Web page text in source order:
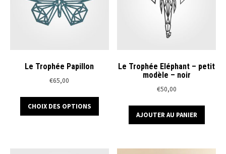
Le Trophée Papillon
€65,00
CHOIX DES OPTIONS
Ce
Le Trophée Eléphant – petit
modèle – noir
€50,00
AJOUTER AU PANIER